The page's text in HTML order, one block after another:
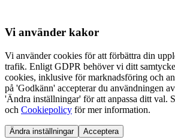
Vi använder kakor
Vi använder cookies för att förbättra din
trafik. Enligt GDPR behöver vi ditt
cookies, inklusive för marknadsföring och
på 'Godkänn' accepterar du användningen
'Ändra inställningar' för att anpassa ditt val.
och Cookiepolicy för mer information.
Ändra inställningar Acceptera